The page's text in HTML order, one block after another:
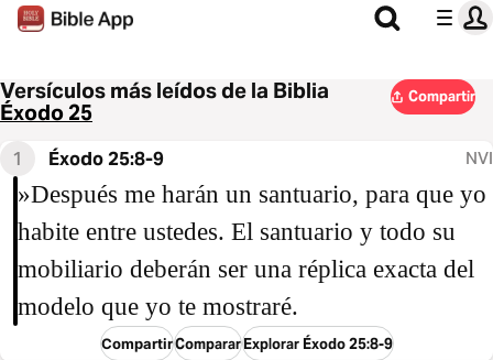
Versículos más leídos de la Biblia
Éxodo 25
Compartir
1 Éxodo 25:8-9 NVI
»Después me harán un santuario, para que yo
habite entre ustedes. El santuario y todo su
mobiliario deberán ser una réplica exacta del
modelo que yo te mostraré.
CompartirCompararExplorar Éxodo 25:8-9